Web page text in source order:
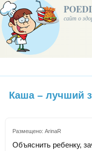
сайт о
Каша – лучший
Размещено: ArinaR
Объяснить ребенку,